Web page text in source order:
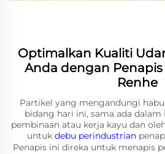
Optimalkan Kualiti
Anda dengan
Renhe
Partikel yang mengandungi
bidang hari ini, sama ada
pembinaan atau kerja kayu dan
untuk debu perindustrian
Penapis ini direka untuk menapis